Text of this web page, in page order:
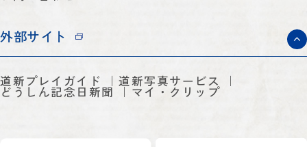
外部サイト
道新プレイガイド 道新写真サービス
どうしん記念日新聞 マイ・クリップ